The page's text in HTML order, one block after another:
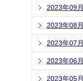
2023年09月
2023年08月
2023年07月
2023年06月
2023年05月